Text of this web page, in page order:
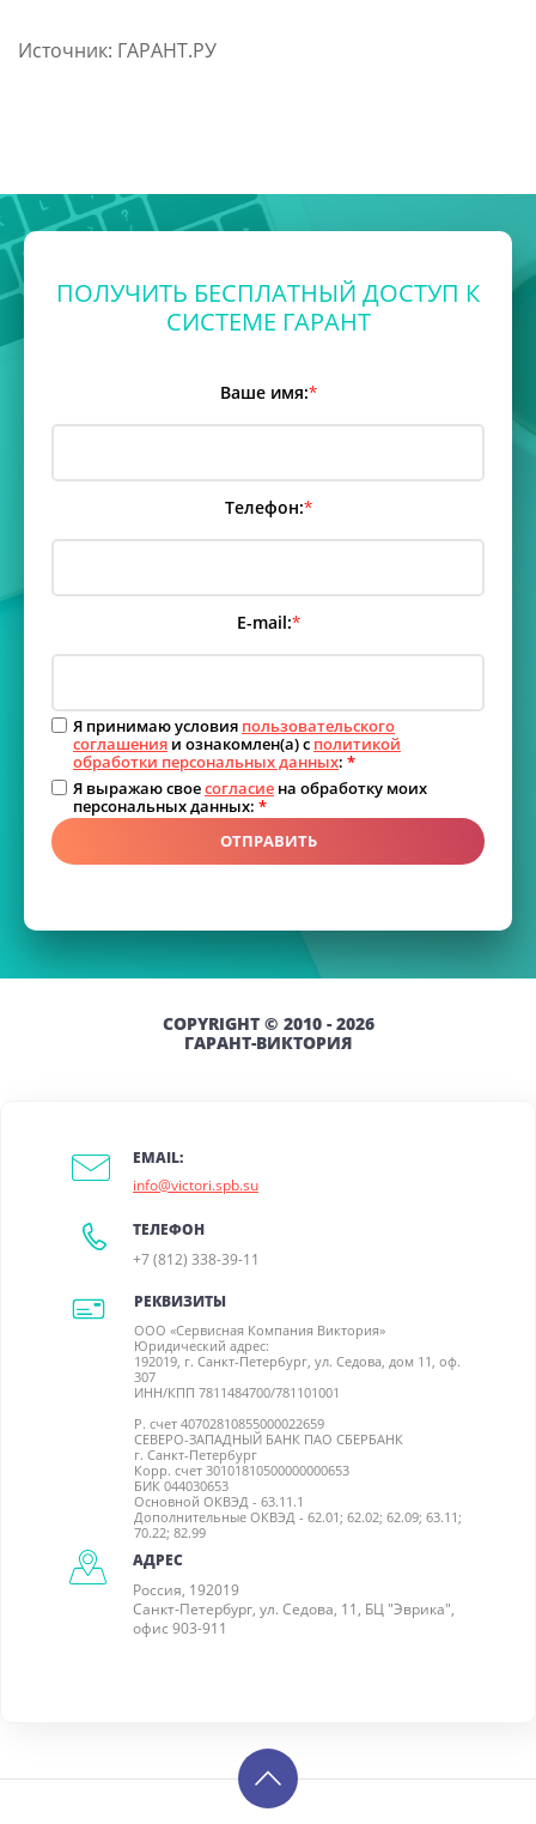
Источник: ГАРАНТ.РУ
ПОЛУЧИТЬ БЕСПЛАТНЫЙ ДОСТУП К
СИСТЕМЕ ГАРАНТ
Ваше имя:*
Телефон:*
E-mail:*
Я принимаю условия пользовательского
соглашения и ознакомлен(а) с политикой
обработки персональных данных: *
Я выражаю своесогласие на обработку моих
персональных данных: *
ОТПРАВИТЬ
COPYRIGHT © 2010 - 2026
ГАРАНТ-ВИКТОРИЯ
АДРЕС
Россия, 192019
Санкт-Петербург, ул. Седова, 11, БЦ "Эврика",
офис 903-911
EMAIL:
info@victori.spb.su
ТЕЛЕФОН
+7 (812) 338-39-11
РЕКВИЗИТЫ
ООО «Сервисная Компания Виктория»
Юридический адрес:
192019, г. Санкт-Петербург, ул. Седова, дом 11, оф.
307
ИНН/КПП 7811484700/781101001
Р. счет 40702810855000022659
СЕВЕРО-ЗАПАДНЫЙ БАНК ПАО СБЕРБАНК
г. Санкт-Петербург
Корр. счет 30101810500000000653
БИК 044030653
Основной ОКВЭД - 63.11.1
Дополнительные ОКВЭД - 62.01; 62.02; 62.09; 63.11;
70.22; 82.99